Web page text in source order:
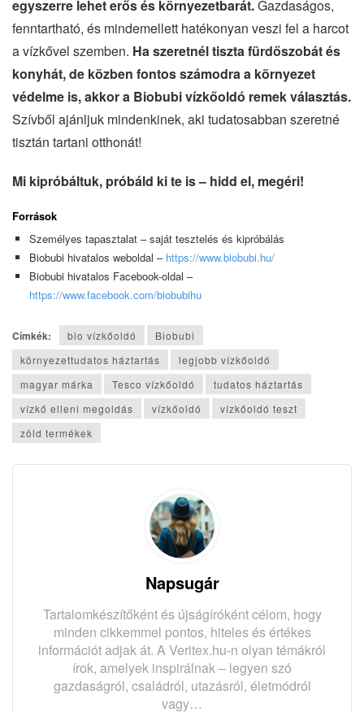
egyszerre lehet erős és környezetbarát.Gazdaságos,
fenntartható, és mindemellett hatékonyan veszi fel a harcot
a vízkővel szemben. Ha szeretnél tiszta fürdőszobát és
konyhát, de közben fontos számodra a környezet
védelme is, akkor a Biobubi vízkőoldó remek választás.
Szívből ajánljuk mindenkinek, aki tudatosabban szeretné
tisztán tartani otthonát!
Mi kipróbáltuk, próbáld ki te is – hidd el, megéri!
Források
Személyes tapasztalat – saját tesztelés és kipróbálás
Biobubi hivatalos weboldal – https://www.biobubi.hu/
Biobubi hivatalos Facebook-oldal –
https://www.facebook.com/biobubihu
Címkék: bio vízkőoldó
Biobubi
környezettudatos háztartás
legjobb vízkőoldó
magyar márka
Tesco vízkőoldó
tudatos háztartás
vízkő elleni megoldás
vízkőoldó
vízkőoldó teszt
zöld termékek
Napsugár
Tartalomkészítőként és újságíróként célom, hogy
minden cikkemmel pontos, hiteles és értékes
információt adjak át. A Veritex.hu-n olyan témákról
írok, amelyek inspirálnak – legyen szó
gazdaságról, családról, utazásról, életmódról
vagy…